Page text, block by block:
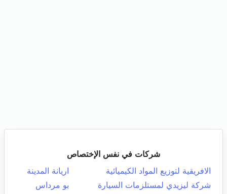
شركات في نفس الإختصاص
الافريقية لتوزيع المواد الكيميائية
اريانة المدينة
شركة ليزيدي لمستلزمات السيارة
بو مرداس